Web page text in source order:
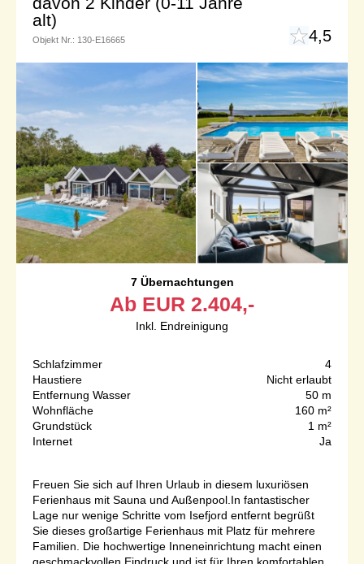
alt)
Objekt Nr.: 130-E16665 4,5
7 Übernachtungen
Ab EUR 2.404,-
Inkl. Endreinigung
Schlafzimmer
4
Haustiere
Nicht erlaubt
Entfernung Wasser
50 m
Wohnfläche
160 m²
Grundstück
1 m²
Internet
Ja
Freuen Sie sich auf Ihren Urlaub in diesem luxuriösen
Ferienhaus mit Sauna und Außenpool.In fantastischer
Lage nur wenige Schritte vom Isefjord entfernt begrüßt
Sie dieses großartige Ferienhaus mit Platz für mehrere
Familien. Die hochwertige Inneneinrichtung macht einen